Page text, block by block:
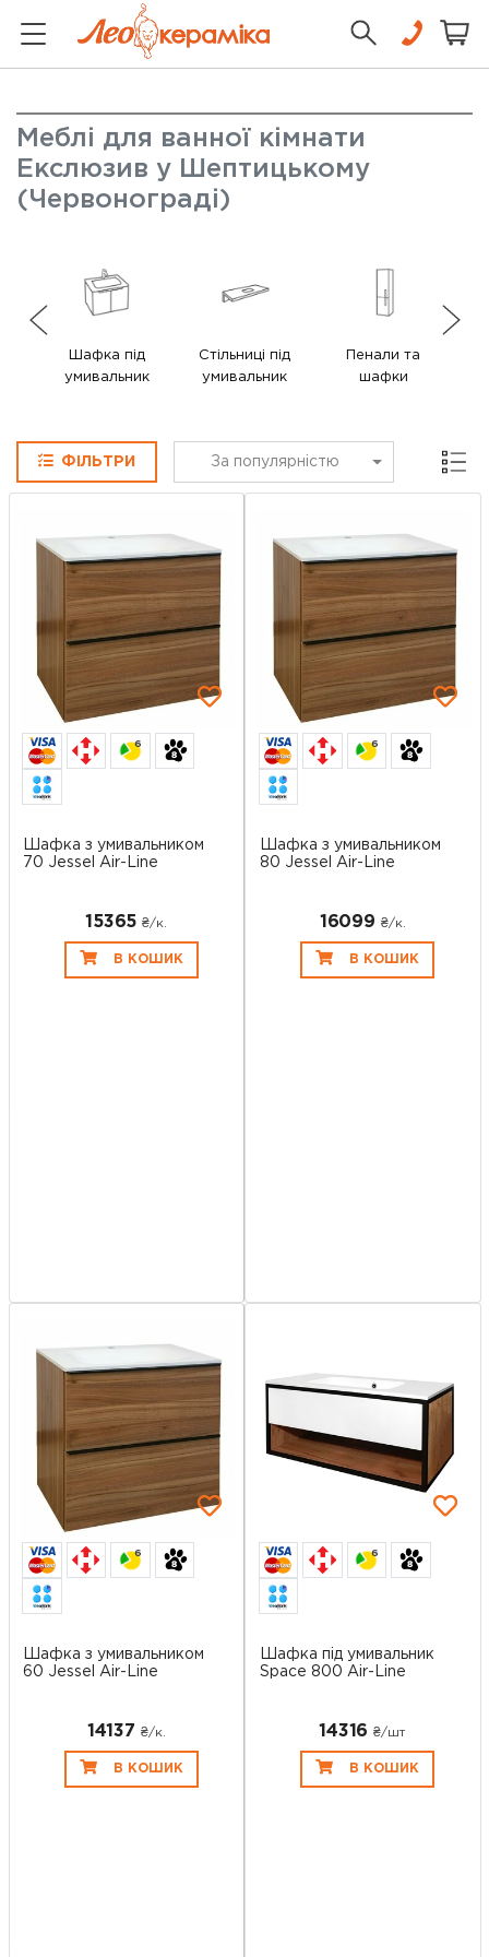
Меблі для ванної кімнати
Екслюзив у Шептицькому
(Червонограді)
Шафка під
умивальник
Стільниці під
умивальник
Пенали та
шафки
ФІЛЬТРИ За популярністю Сітка
6
Шафка з умивальником
70 Jessel Air-Line
15365 ₴/к.
В КОШИК
6
Шафка з умивальником
80 Jessel Air-Line
16099 ₴/к.
В КОШИК
6
Шафка з умивальником
60 Jessel Air-Line
14137 ₴/к.
В КОШИК
6
Шафка під умивальник
Space 800 Air-Line
14316 ₴/шт
В КОШИК